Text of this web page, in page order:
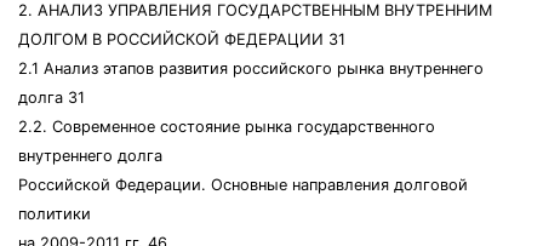
2. АНАЛИЗ УПРАВЛЕНИЯ ГОСУДАРСТВЕННЫМ ВНУТРЕННИМ
ДОЛГОМ В РОССИЙСКОЙ ФЕДЕРАЦИИ 31
2.1 Анализ этапов развития российского рынка внутреннего
долга 31
2.2. Современное состояние рынка государственного
внутреннего долга
Российской Федерации. Основные направления долговой
политики